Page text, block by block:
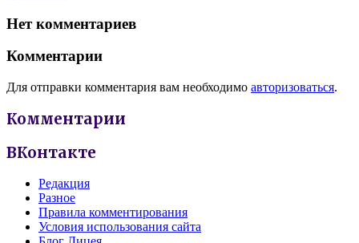
Нет комментариев
Комментарии
Для отправки комментария вам необходимо авторизоваться.
Комментарии
ВКонтакте
Редакция
Разное
Правила комментирования
Условия использования сайта